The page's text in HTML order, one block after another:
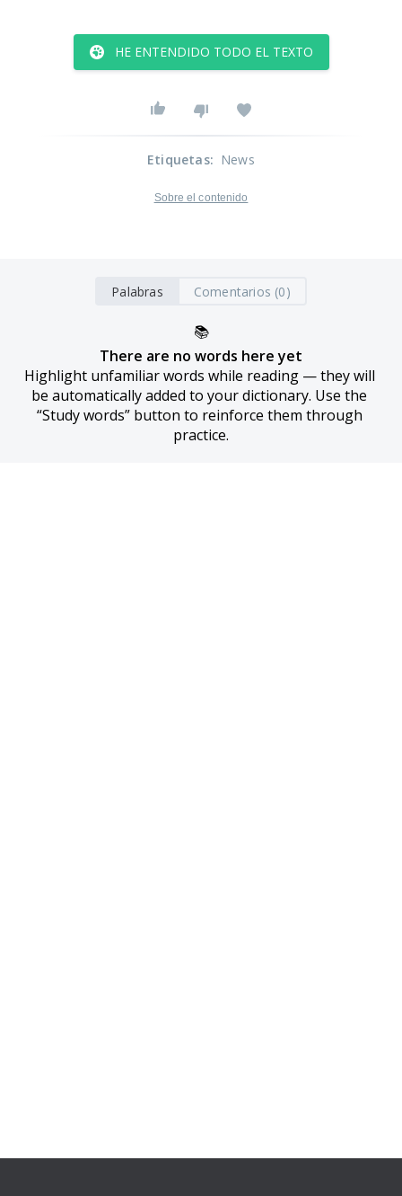
HE ENTENDIDO TODO EL TEXTO
Etiquetas: News
Sobre el contenido
Palabras Comentarios (0)
📚
There are no words here yet
Highlight unfamiliar words while reading — they will
be automatically added to your dictionary. Use the
“Study words” button to reinforce them through
practice.